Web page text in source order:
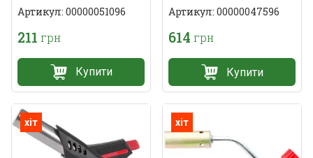
Артикул: 00000051096
211 грн
Купити
Артикул: 00000047596
614 грн
Купити
хіт хіт